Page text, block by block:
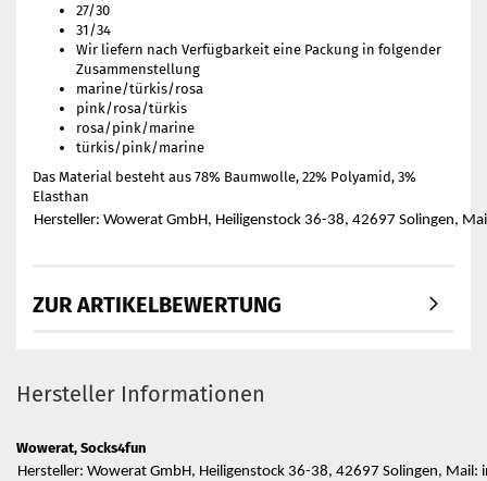
27/30
31/34
Wir liefern nach Verfügbarkeit eine Packung in folgender
Zusammenstellung
marine/türkis/rosa
pink/rosa/türkis
rosa/pink/marine
türkis/pink/marine
Das Material besteht aus 78% Baumwolle, 22% Polyamid, 3%
Elasthan
Hersteller: Wowerat GmbH, Heiligenstock 36-38, 42697 Solingen,
ZUR ARTIKELBEWERTUNG
Hersteller Informationen
Wowerat, Socks4fun
Hersteller: Wowerat GmbH, Heiligenstock 36-38, 42697 Solingen,